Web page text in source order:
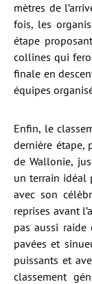
mètres de
fois, les
étape
collines qui
finale en
équipes
Enfin, le
dernière étape,
de Wallonie,
un terrain idéal
avec son
reprises avant
pas aussi raide
pavées et
puissants et
classement